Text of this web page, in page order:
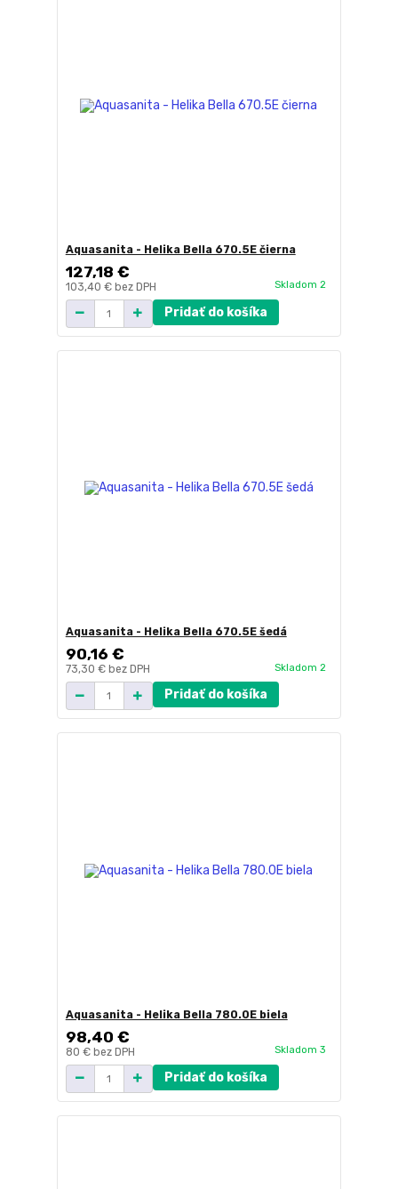
Aquasanita - Helika Bella 670.5E čierna
127,18 €
103,40 € bez DPH Skladom 2
Pridať do košíka
Aquasanita - Helika Bella 670.5E šedá
90,16 €
73,30 € bez DPH Skladom 2
Pridať do košíka
Aquasanita - Helika Bella 780.0E biela
98,40 €
80 € bez DPH Skladom 3
Pridať do košíka